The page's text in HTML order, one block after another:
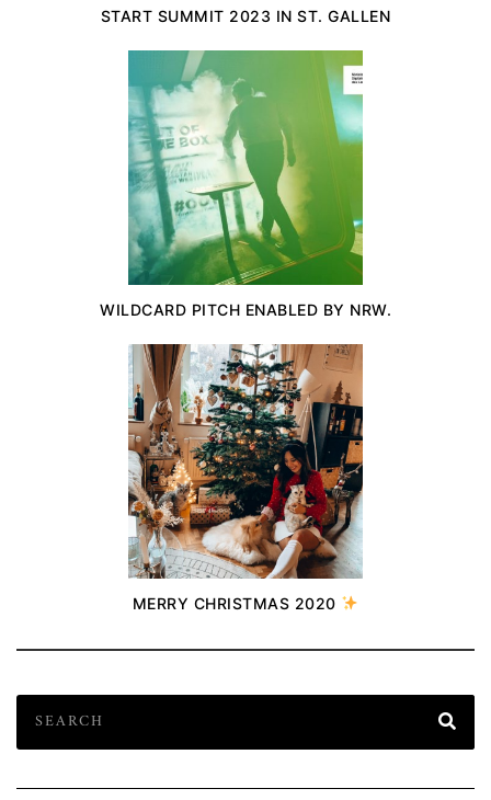
START SUMMIT 2023 IN ST. GALLEN
WILDCARD PITCH ENABLED BY NRW.
MERRY CHRISTMAS 2020